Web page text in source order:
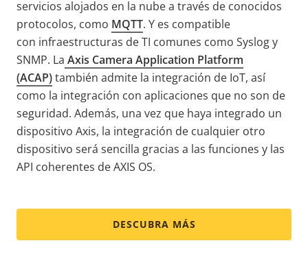
servicios alojados en la nube a través de conocidos
protocolos, como MQTT. Y es compatible
con infraestructuras de TI comunes como Syslogy
SNMP. La Axis Camera Application Platform
(ACAP)también admite la integración de IoT, así
como la integración con aplicaciones que no son de
seguridad. Además, una vez que haya integrado un
dispositivo Axis, la integración de cualquier otro
dispositivo será sencilla gracias a las funciones y las
API coherentes de AXIS OS.
DESCUBRA MÁS